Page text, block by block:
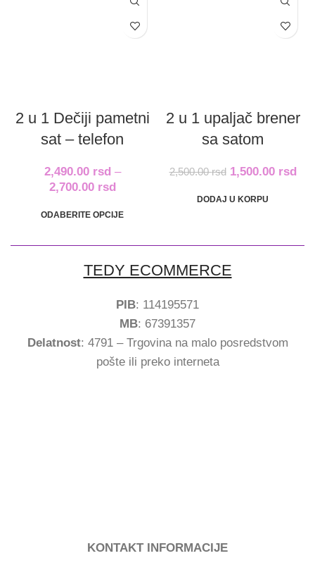
2 u 1 Dečiji pametni
sat – telefon
2,490.00 rsd –
2,700.00 rsd
ODABERITE OPCIJE
2 u 1 upaljač brener
sa satom
2,500.00rsd 1,500.00 rsd
DODAJ U KORPU
TEDY ECOMMERCE
PIB: 114195571
MB: 67391357
Delatnost: 4791 – Trgovina na malo posredstvom
pošte ili preko interneta
KONTAKT INFORMACIJE